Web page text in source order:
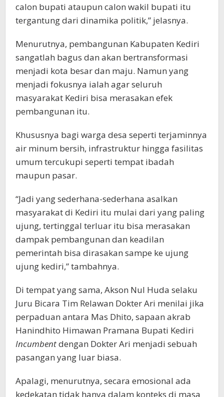
calon bupati ataupun calon wakil bupati itu
tergantung dari dinamika politik,” jelasnya.
Menurutnya, pembangunan Kabupaten Kediri
sangatlah bagus dan akan bertransformasi
menjadi kota besar dan maju. Namun yang
menjadi fokusnya ialah agar seluruh
masyarakat Kediri bisa merasakan efek
pembangunan itu.
Khususnya bagi warga desa seperti terjaminnya
air minum bersih, infrastruktur hingga fasilitas
umum tercukupi seperti tempat ibadah
maupun pasar.
“Jadi yang sederhana-sederhana asalkan
masyarakat di Kediri itu mulai dari yang paling
ujung, tertinggal terluar itu bisa merasakan
dampak pembangunan dan keadilan
pemerintah bisa dirasakan sampe ke ujung
ujung kediri,” tambahnya.
Di tempat yang sama, Akson Nul Huda selaku
Juru Bicara Tim Relawan Dokter Ari menilai jika
perpaduan antara Mas Dhito, sapaan akrab
Hanindhito Himawan Pramana Bupati Kediri
Incumbentdengan Dokter Ari menjadi sebuah
pasangan yang luar biasa.
Apalagi, menurutnya, secara emosional ada
kedekatan tidak hanya dalam konteks di masa